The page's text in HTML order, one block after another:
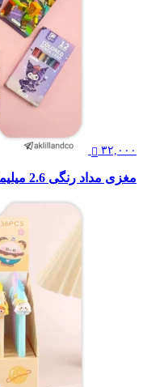
۳۲,۰۰۰
مغزی مداد رنگی 2.6 میلیمتر (مدل رندوم)